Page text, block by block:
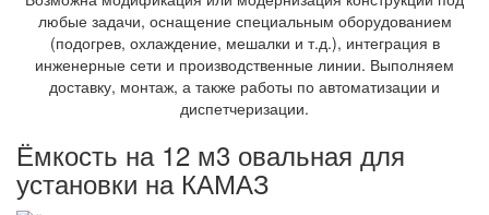
любые задачи, оснащение специальным оборудованием
(подогрев, охлаждение, мешалки и т.д.), интеграция в
инженерные сети и производственные линии. Выполняем
доставку, монтаж, а также работы по автоматизации и
диспетчеризации.
Ёмкость на 12 м3 овальная для
установки на КАМАЗ